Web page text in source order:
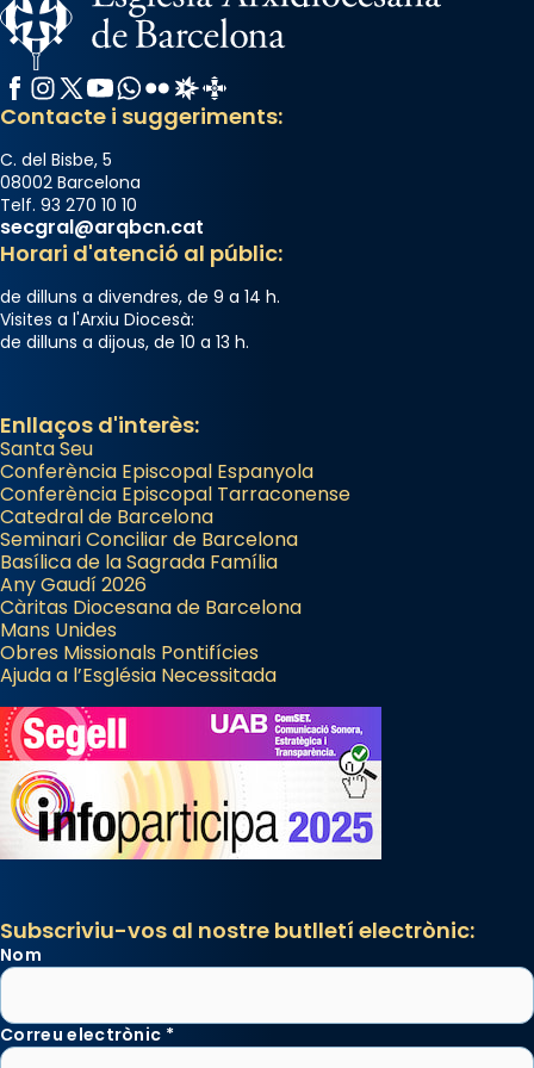
Facebook
Instagram
X / Twitter
YouTube
WhatsApp
FlickrRadio Estel
Catalunya Cristiana
Contacte i suggeriments:
C. del Bisbe, 5
08002 Barcelona
Telf. 93 270 10 10
secgral@arqbcn.cat
Horari d'atenció al públic:
de dilluns a divendres, de 9 a 14 h.
Visites a l'Arxiu Diocesà:
de dilluns a dijous, de 10 a 13 h.
Enllaços d'interès:
Santa Seu
Conferència Episcopal Espanyola
Conferència Episcopal Tarraconense
Catedral de Barcelona
Seminari Conciliar de Barcelona
Basílica de la Sagrada Família
Any Gaudí 2026
Càritas Diocesana de Barcelona
Mans Unides
Obres Missionals Pontifícies
Ajuda a l’Església Necessitada
Subscriviu-vos al nostre butlletí electrònic:
Nom
Correu electrònic *